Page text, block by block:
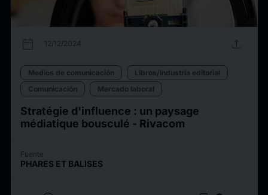
calendar_today 12/12/2024 upload
Medios de comunicación
Libros/Industria editorial
Comunicación
Mercado laboral
Stratégie d'influence : un paysage
médiatique bousculé - Rivacom
Fuente
PHARES ET BALISES